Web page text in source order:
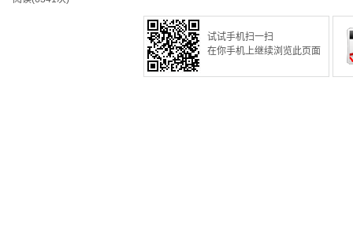
试试手机扫一扫
在你手机上继续浏览此页面